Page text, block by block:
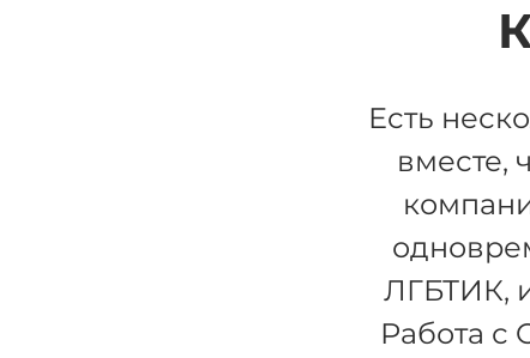
Есть
вместе,
ЛГБТИК,
Работа с